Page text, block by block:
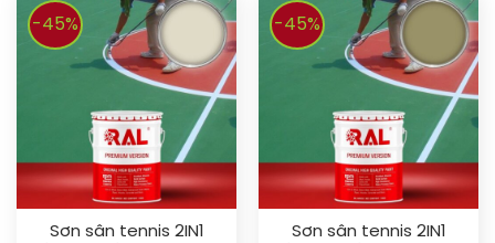
-45%
Sơn sân tennis 2IN1
-45%
Sơn sân tennis 2IN1